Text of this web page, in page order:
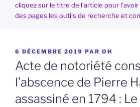
cliquez sur le titre de l'article pour l'avoir
des pages les outils de recherche et
PUBLIÉ
LE
6 DÉCEMBRE 2019 PAR OH
Acte de notoriété
l’abscence de Pierre
assassiné en 1794 :